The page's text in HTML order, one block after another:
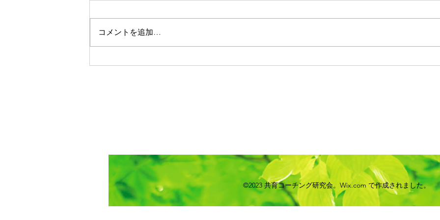
おはようございます。 今日の担
切さを再確認しました。 子ども
は１日400回以上笑うのに 大人に
本日の担当は川本正秀です。 世
転職したり、親への不満をぶつけ
が悪い」という論法で
さん
ZXV0
コメントを追加…
©2023 共育コーチング研究会。Wix.com で作成されました。